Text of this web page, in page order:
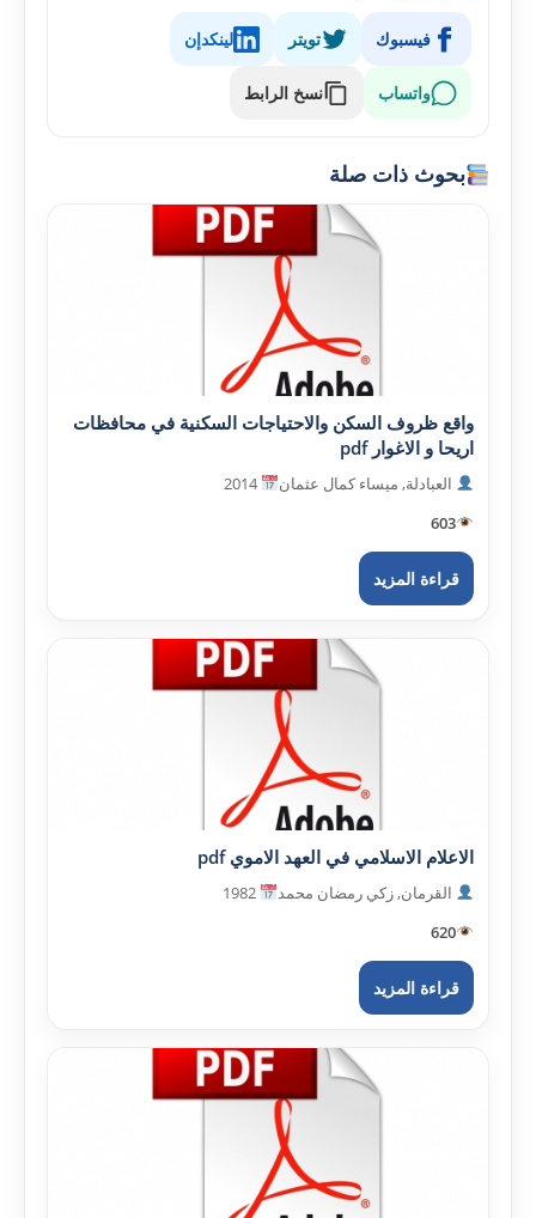
فيسبوك تويتر لينكدإن
واتساب نسخ الرابط
بحوث ذات صلة
واقع ظروف السكن والاحتياجات السكنية في محافظات
اريحا و الاغوار pdf
العبادلة, ميساء كمال عثمان
2014
603
قراءة المزيد
الاعلام الاسلامي في العهد الاموي pdf
القرمان, زكي رمضان محمد
620
قراءة المزيد